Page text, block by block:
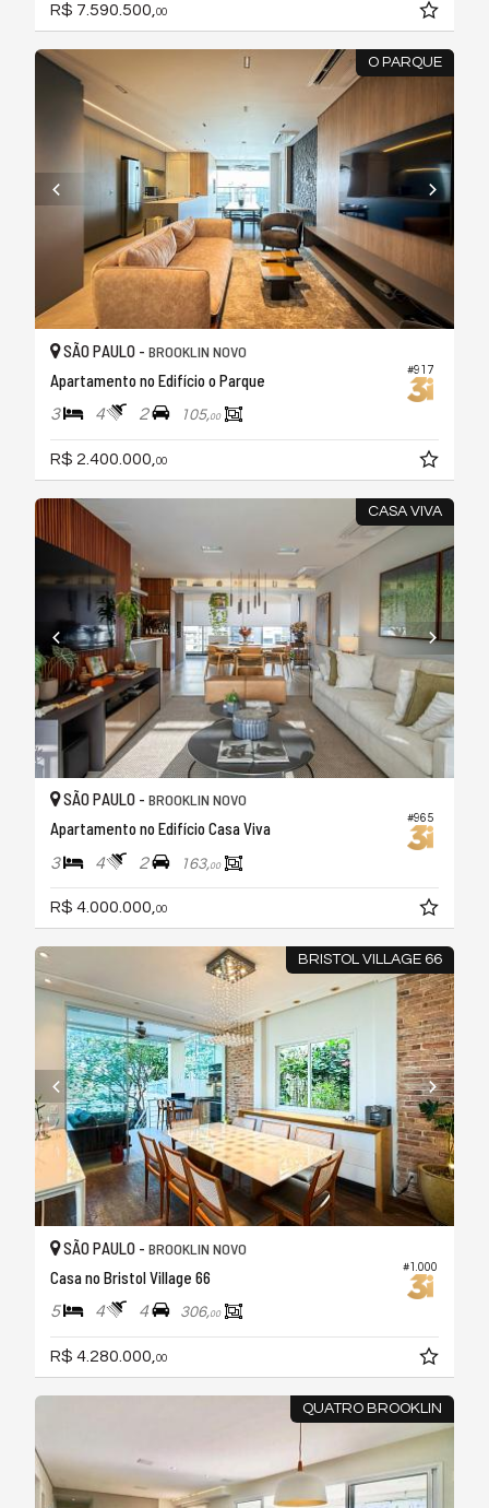
R$ 7.590.500,00
O PARQUE
#917
SÃO PAULO - BROOKLIN NOVO
Apartamento no Edifício o Parque
3 4 2 105,00
R$ 2.400.000, 00
CASA VIVA
#965
SÃO PAULO - BROOKLIN NOVO
Apartamento no Edifício Casa Viva
3 4 2 163,00
R$ 4.000.000,00
BRISTOL VILLAGE 66
#1.000
SÃO PAULO - BROOKLIN NOVO
Casa no Bristol Village 66
5 4 4 306,00
R$ 4.280.000, 00
QUATRO BROOKLIN